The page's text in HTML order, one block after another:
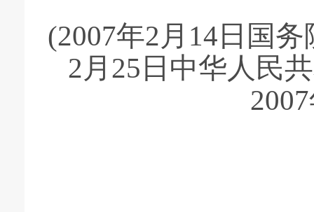
(2007年2月14日国
2月25日中华人民